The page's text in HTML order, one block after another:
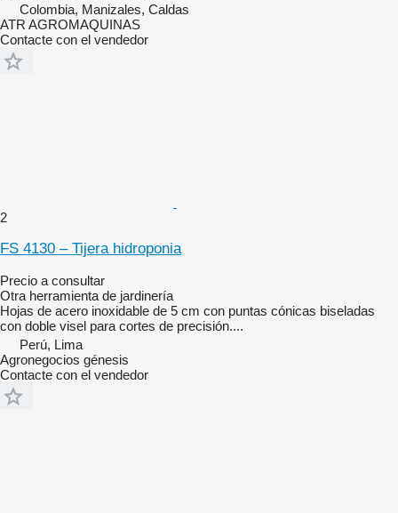
Colombia, Manizales, Caldas
ATR AGROMAQUINAS
Contacte con el vendedor
2
FS 4130 – Tijera hidroponia
Precio a consultar
Otra herramienta de jardinería
Hojas de acero inoxidable de 5 cm con puntas cónicas biseladas
con doble visel para cortes de precisión....
Perú, Lima
Agronegocios génesis
Contacte con el vendedor